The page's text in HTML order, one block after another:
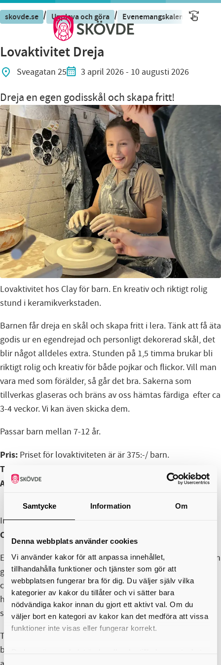
Samtycke Information Om
Denna webbplats använder cookies
Vi använder kakor för att anpassa innehållet,
tillhandahålla funktioner och tjänster som gör att
webbplatsen fungerar bra för dig. Du väljer själv vilka
kategorier av kakor du tillåter och vi sätter bara
nödvändiga kakor innan du gjort ett aktivt val. Om du
väljer bort en kategori av kakor kan det medföra att vissa
funktioner inte visas eller fungerar korrekt.
skovde.se / Uppleva och göra / Evenemangskalender
Lovaktivitet Dreja
Sveagatan 25 3 april 2026- 10 augusti 2026
Dreja en egen godisskål och skapa fritt!
Lovaktivitet hos Clay för barn. En kreativ och riktigt rolig
stund i keramikverkstaden.
Barnen får dreja en skål och skapa fritt i lera. Tänk att få äta
godis ur en egendrejad och personligt dekorerad skål, det
blir något alldeles extra. Stunden på 1,5 timma brukar bli
riktigt rolig och kreativ för både pojkar och flickor. Vill man
vara med som förälder, så går det bra. Sakerna som
tillverkas glaseras och bräns av oss hämtas färdiga efter ca
3-4 veckor. Vi kan även skicka dem.
Passar barn mellan 7-12 år.
Pris: Priset för lovaktiviteten är är 375:-/ barn.
Tid:
Anmälan:Anmäl dig här
In English
Creative Holiday Activity at Clay – for Kids & Adults
Enjoy a fun and creative time in the pottery studio. Children
get to try the pottery wheel to make a bowl and freely
create with clay. Imagine eating candy from your own
handmade, personally decorated bowl—it makes it extra
special!
The 1.5-hour session is engaging and enjoyable for both
boys and girls. Parents are welcome to join. All creations